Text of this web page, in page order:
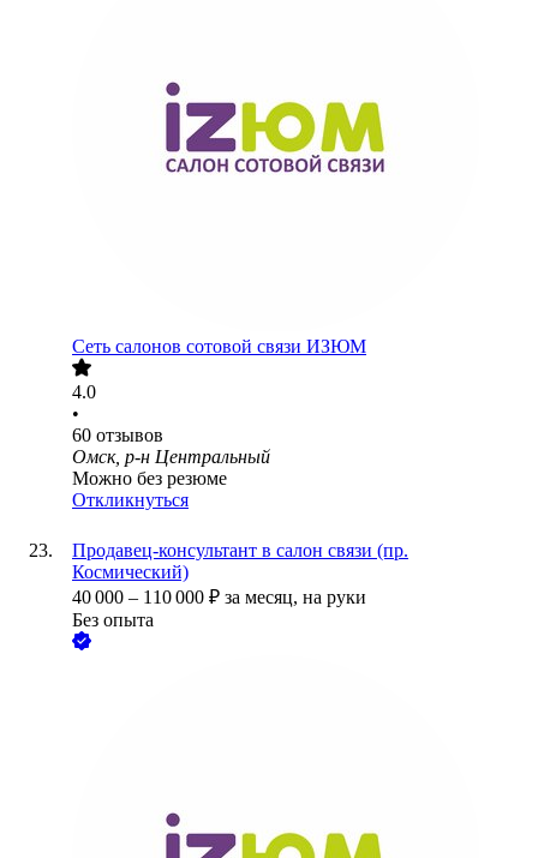
Сеть салонов сотовой связи ИЗЮМ
4.0
•
60 отзывов
Омск, р-н Центральный
Можно без резюме
Откликнуться
Продавец-консультант в салон связи (пр.
Космический)
40 000 – 110 000 ₽ за месяц, на руки
Без опыта